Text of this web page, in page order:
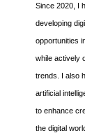
Since 2020, I
developing
opportunities
while actively
trends. I also
artificial
to enhance
the digital